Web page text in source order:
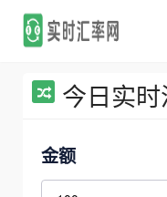
今日实
金额